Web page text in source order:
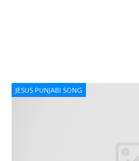
JESUS PUNJABI SONG